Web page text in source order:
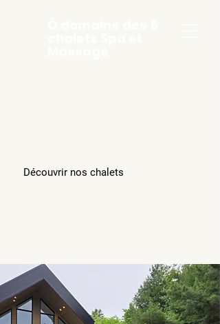
Découvrir nos chalets